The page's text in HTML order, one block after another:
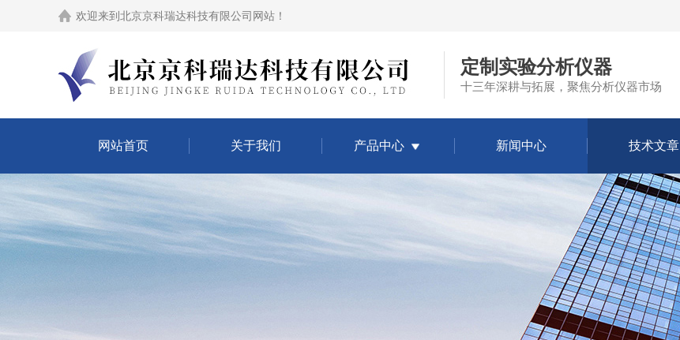
欢迎来到 北京京科瑞达科技有限公司网站 ！
定制实验分析仪器
十三年深耕与拓展，聚焦分析仪器市场
网站首页 关于我们 产品中心 新闻中心 技术文章